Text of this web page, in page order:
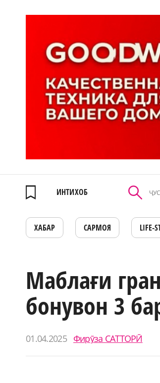
ИНТИХОБ
ХАБАР САРМОЯ LIFE-
Маблағи
бонувон 3
01.04.2025 Фирӯза САТТОРӢ